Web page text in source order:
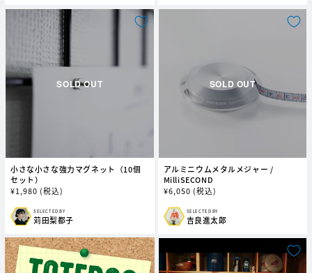
元:
元:
小さな小さな強力マグネット（10個
セット）
通
価
格
¥1,980 (税込)
SELECTED BY
販
元:
苅田梨都子
アルミニウムメタルメジャー /
MilliSECOND
通
価
格
¥6,050 (税込)
SELECTED BY
販
元:
吉良進太郎